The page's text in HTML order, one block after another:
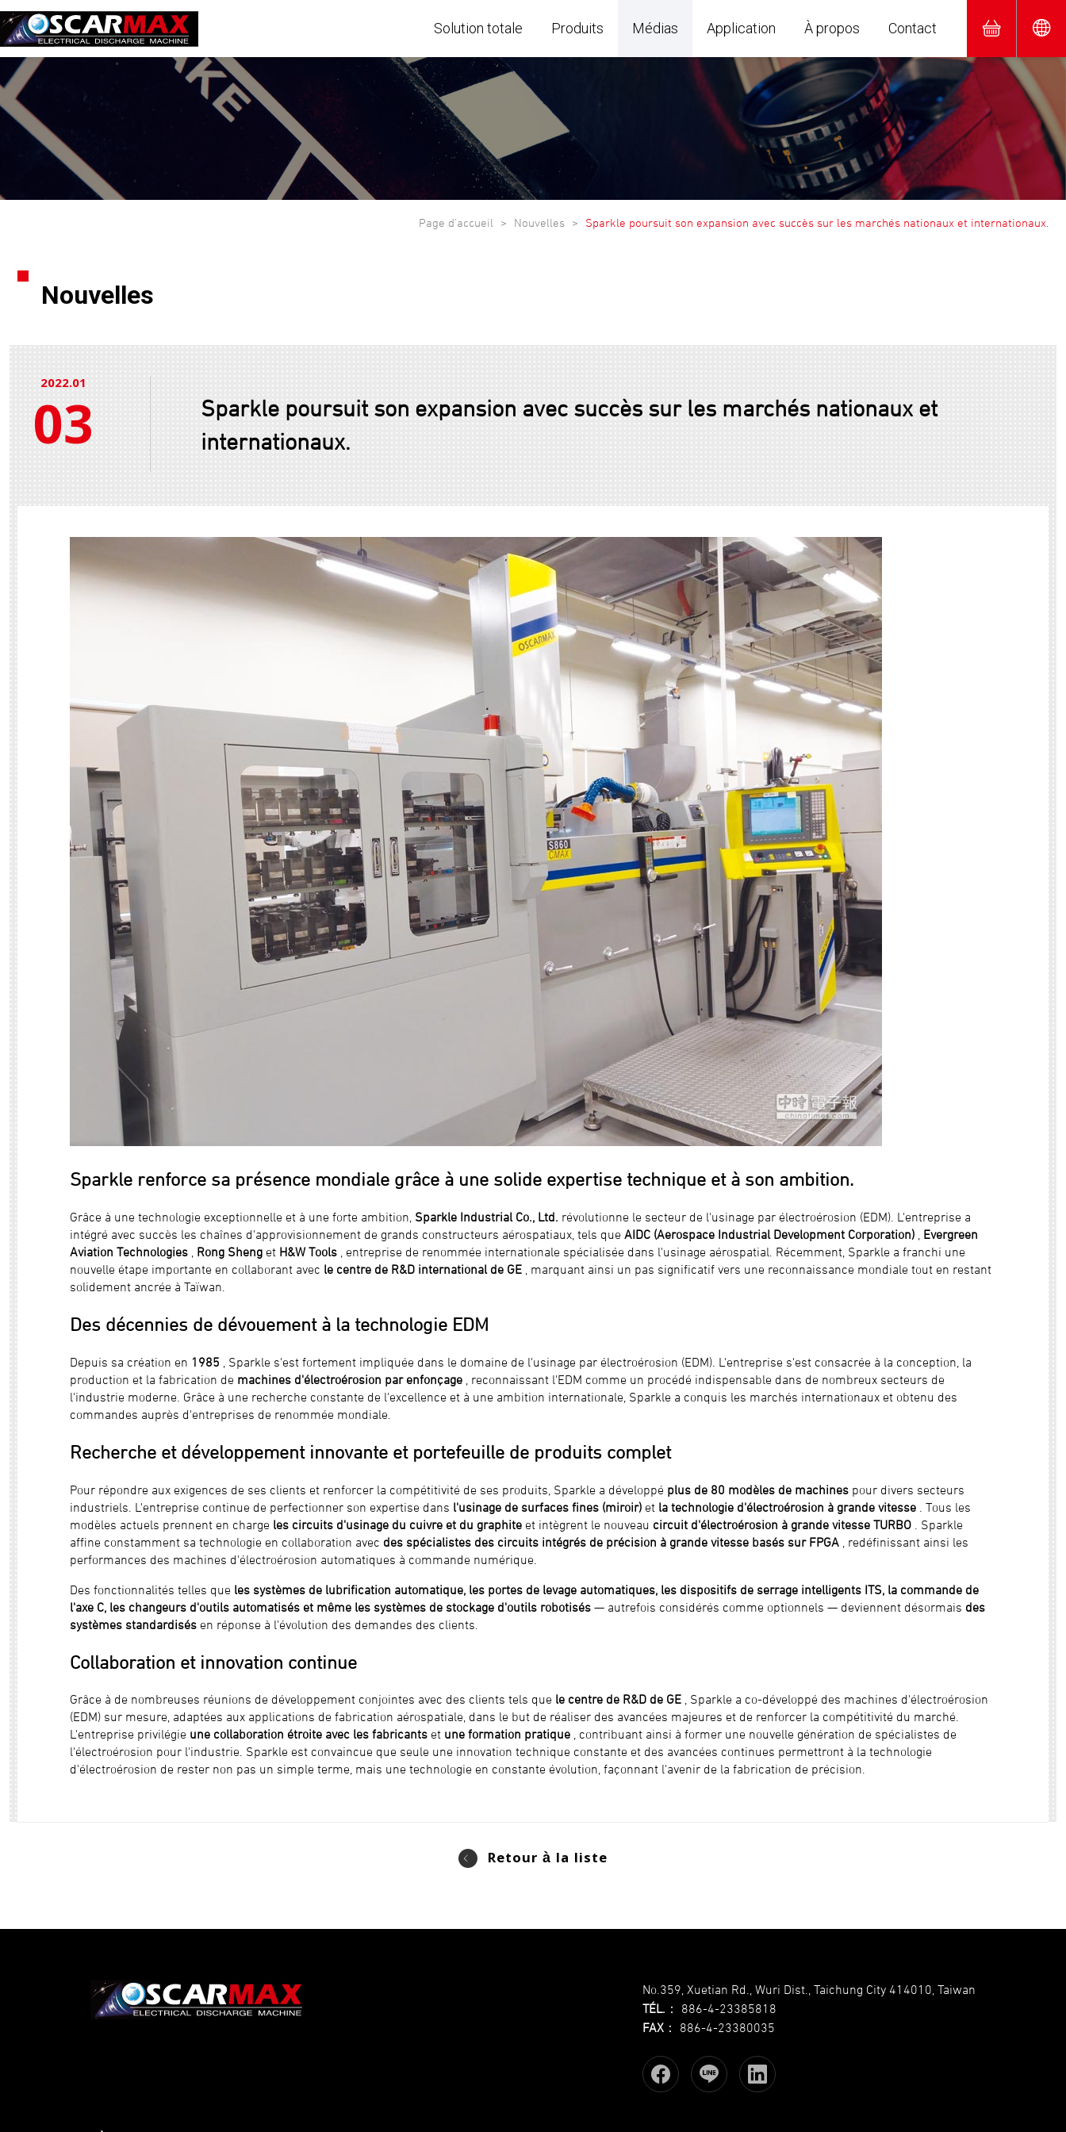
Solution totale Produits Médias Application À propos Contact
Nouvelles
Page d'accueil Nouvelles Sparkle poursuit son expansion avec succès sur les marchés nationaux et internationaux.
2022.01
03
Sparkle poursuit son expansion avec succès sur les marchés nationaux et
internationaux.
Sparkle renforce sa présence mondiale grâce à une solide expertise technique et à son ambition.
Grâce à une technologie exceptionnelle et à une forte ambition, Sparkle Industrial Co., Ltd. révolutionne le secteur de l'usinage par électroérosion (EDM). L'entreprise a
intégré avec succès les chaînes d'approvisionnement de grands constructeurs aérospatiaux, tels que AIDC (Aerospace Industrial Development Corporation)
Evergreen
Aviation Technologies
Rong Sheng et H&W Tools , entreprise de renommée internationale spécialisée dans l'usinage aérospatial. Récemment, Sparkle a franchi une
nouvelle étape importante en collaborant avec le centre de R&D international de GE , marquant ainsi un pas significatif vers une reconnaissance mondiale tout en restant
solidement ancrée à Taïwan.
Des décennies de dévouement à la technologie EDM
Depuis sa création en 1985 , Sparkle s'est fortement impliquée dans le domaine de l'usinage par électroérosion (EDM). L'entreprise s'est consacrée à la conception, la
production et la fabrication de machines d'électroérosion par enfonçage , reconnaissant l'EDM comme un procédé indispensable dans de nombreux secteurs de
l'industrie moderne. Grâce à une recherche constante de l'excellence et à une ambition internationale, Sparkle a conquis les marchés internationaux et obtenu des
commandes auprès d'entreprises de renommée mondiale.
Recherche et développement innovante et portefeuille de produits complet
Pour répondre aux exigences de ses clients et renforcer la compétitivité de ses produits, Sparkle a développé plus de 80 modèles de machines pour divers secteurs
industriels. L'entreprise continue de perfectionner son expertise dans l'usinage de surfaces fines (miroir) et la technologie d'électroérosion à grande vitesse . Tous les
modèles actuels prennent en charge les circuits d'usinage du cuivre et du graphite et intègrent le nouveau circuit d'électroérosion à grande vitesse TURBO . Sparkle
affine constamment sa technologie en collaboration avec des spécialistes des circuits intégrés de précision à grande vitesse basés sur FPGA , redéfinissant ainsi les
performances des machines d'électroérosion automatiques à commande numérique.
Des fonctionnalités telles que les systèmes de lubrification automatique, les portes de levage automatiques, les dispositifs de serrage intelligents ITS, la commande de
l'axe C, les changeurs d'outils automatisés et même les systèmes de stockage d'outils robotisés — autrefois considérés comme optionnels — deviennent désormais des
systèmes standardisés en réponse à l'évolution des demandes des clients.
Collaboration et innovation continue
Grâce à de nombreuses réunions de développement conjointes avec des clients tels que le centre de R&D de GE , Sparkle a co-développé des machines d'électroérosion
(EDM) sur mesure, adaptées aux applications de fabrication aérospatiale, dans le but de réaliser des avancées majeures et de renforcer la compétitivité du marché.
L'entreprise privilégie une collaboration étroite avec les fabricants et une formation pratique , contribuant ainsi à former une nouvelle génération de spécialistes de
l'électroérosion pour l'industrie. Sparkle est convaincue que seule une innovation technique constante et des avancées continues permettront à la technologie
d'électroérosion de rester non pas un simple terme, mais une technologie en constante évolution, façonnant l'avenir de la fabrication de précision.
Retour à la liste
No.359, Xuetian Rd., Wuri Dist., Taichung City 414010, Taiwan
TÉL. ： 886-4-23385818
FAX ： 886-4-23380035